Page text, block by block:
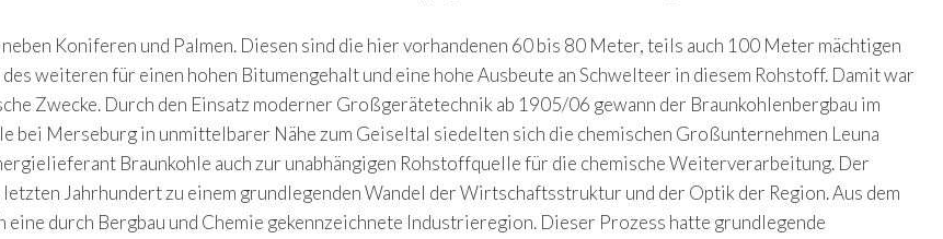
Koniferen und Palmen. Diesen sind die hier vorhandenen 60 bis 80 Meter, teils auch 100 Meter mächtigen
weiteren für einen hohen Bitumengehalt und eine hohe Ausbeute an Schwelteer in diesem Rohstoff. Damit war
Zwecke. Durch den Einsatz moderner Großgerätetechnik ab 1905/06 gewann der Braunkohlenbergbau im
bei Merseburg in unmittelbarer Nähe zum Geiseltal siedelten sich die chemischen Großunternehmen Leuna
Braunkohle auch zur unabhängigen Rohstoffquelle für die chemische Weiterverarbeitung. Der
Jahrhundert zu einem grundlegenden Wandel der Wirtschaftsstruktur und der Optik der Region. Aus dem
durch Bergbau und Chemie gekennzeichnete Industrieregion. Dieser Prozess hatte grundlegende